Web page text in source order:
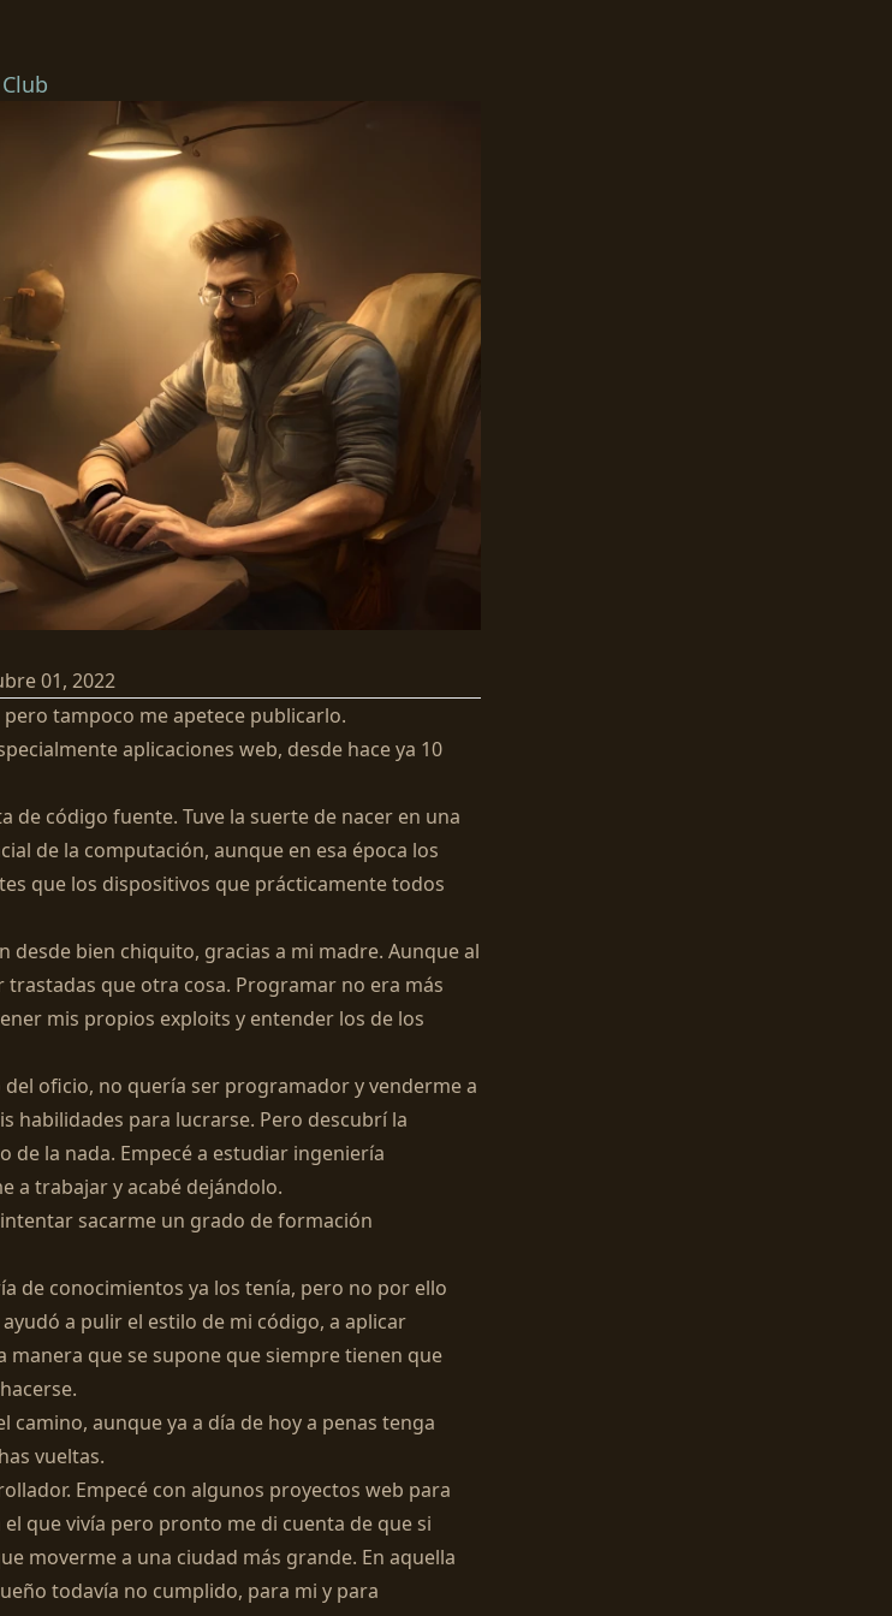
Club
01, 2022
tampoco me apetece publicarlo.
aplicaciones web, desde hace ya 10
de código fuente. Tuve la suerte de nacer en una
de la computación, aunque en esa época los
que los dispositivos que prácticamente todos
desde bien chiquito, gracias a mi madre. Aunque al
que otra cosa. Programar no era más
mis propios exploits y entender los de los
oficio, no quería ser programador y venderme a
habilidades para lucrarse. Pero descubrí la
de la nada. Empecé a estudiar ingeniería
a trabajar y acabé dejándolo.
sacarme un grado de formación
de conocimientos ya los tenía, pero no por ello
a pulir el estilo de mi código, a aplicar
manera que se supone que siempre tienen que
camino, aunque ya a día de hoy a penas tenga
vueltas.
Empecé con algunos proyectos web para
que vivía pero pronto me di cuenta de que si
moverme a una ciudad más grande. En aquella
todavía no cumplido, para mi y para